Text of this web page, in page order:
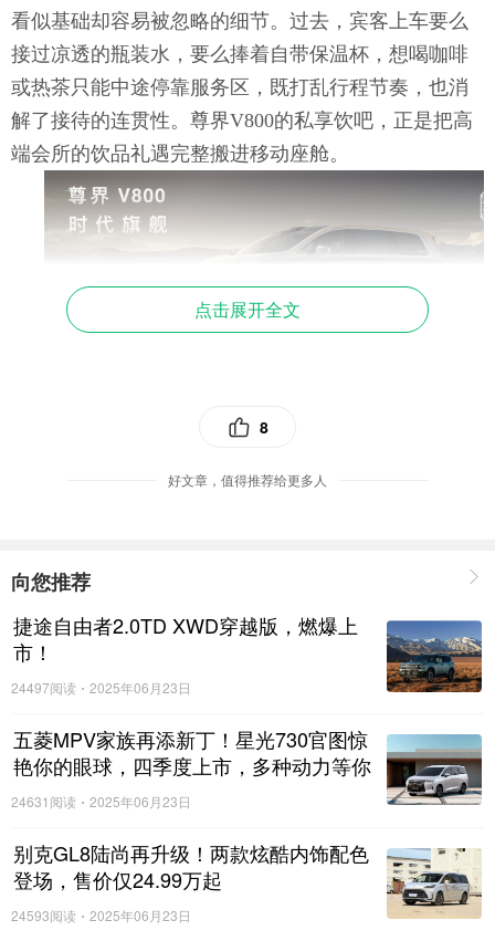
看似基础却容易被忽略的细节。过去，宾客上车要么
接过凉透的瓶装水，要么捧着自带保温杯，想喝咖啡
或热茶只能中途停靠服务区，既打乱行程节奏，也消
解了接待的连贯性。尊界V800的私享饮吧，正是把高
端会所的饮品礼遇完整搬进移动座舱。
段也不洒漏；内置智能温控与防干烧保护；无残留易
清洁设计，避免水垢异味；所有接触部件均采用食品
侍应生，将商务接待的礼仪颗粒度细化到"一杯饮品"的
维度。机场接机时，宾客上车便能拿到温度刚好的咖
好茶，在茶香里拉近双方的沟通距离。这种把礼遇融
入每段行程的设计，让尊界V800跳出同质化竞争，建
立起人无我有的独家壁垒，重新定义百万MPV的商务
点击展开全文
8
好文章，值得推荐给更多人
向您推荐
捷途自由者2.0TD XWD穿越版，燃爆上
市！
24497阅读 2025年06月23日
五菱MPV家族再添新丁！星光730官图惊
艳你的眼球，四季度上市，多种动力等你
来选择！
24631阅读 2025年06月23日
别克GL8陆尚再升级！两款炫酷内饰配色
登场，售价仅24.99万起
24593阅读 2025年06月23日